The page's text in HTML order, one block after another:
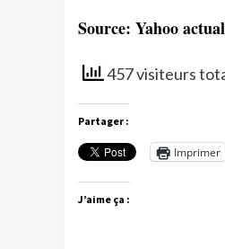
Source: Yahoo
457 visiteurs
Partager :
Imprimer
J’aime ça :